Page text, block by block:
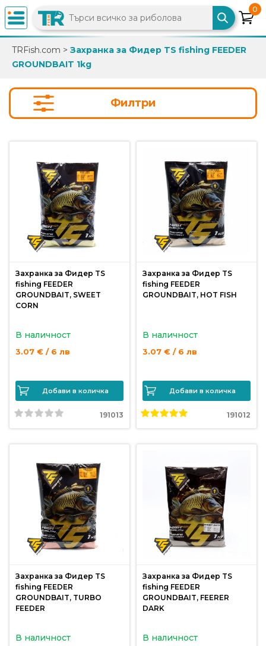
×
0882
086
Вход
Регистрация
Промоции
продукти
Макари
Въдици
риболов
Влакна
риболов
Куки
за
риболов
Дрехи
0
TRFish.com > Захранка за Фидер TS fishing FEEDER
GROUNDBAIT 1kg
Филтри
Захранка за Фидер TS
fishing FEEDER
GROUNDBAIT, SWEET
CORN
В наличност
3.07 € / 6 лв
Добави в количка
191013
Захранка за Фидер TS
fishing FEEDER
GROUNDBAIT, HOT FISH
В наличност
3.07 € / 6 лв
Добави в количка
191012
Захранка за Фидер TS
fishing FEEDER
GROUNDBAIT, TURBO
FEEDER
В наличност
Захранка за Фидер TS
fishing FEEDER
GROUNDBAIT, FEERER
DARK
В наличност